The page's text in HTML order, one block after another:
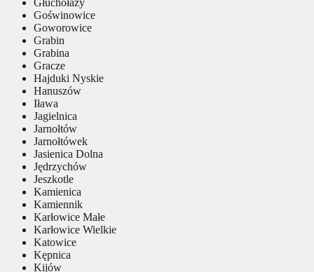
Goświnowice
Goworowice
Grabin
Grabina
Gracze
Hajduki Nyskie
Hanuszów
Iława
Jagielnica
Jarnołtów
Jarnołtówek
Jasienica Dolna
Jędrzychów
Jeszkotle
Kamienica
Kamiennik
Karłowice Małe
Karłowice Wielkie
Katowice
Kępnica
Kijów